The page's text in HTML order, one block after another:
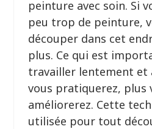
peinture avec soin. Si
peu trop de peinture,
découper dans cet
plus. Ce qui est
travailler lentement et
vous pratiquerez, plus
améliorerez. Cette
utilisée pour tout